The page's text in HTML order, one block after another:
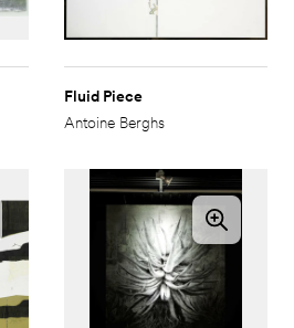
Fluid Piece
Antoine Berghs